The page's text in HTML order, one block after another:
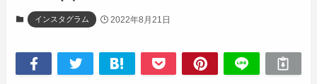
インスタグラム 2022年8月21日